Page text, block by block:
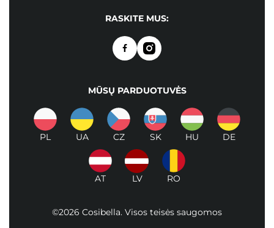
RASKITE MUS:
MŪSŲ PARDUOTUVĖS
PL UA CZ SK HU DE
AT LV RO
©2026 Cosibella. Visos teisės saugomos